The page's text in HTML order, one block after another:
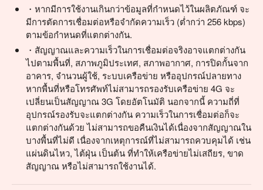
・หากมีการใช้งานเกินกว่าข้อมูลที่กำหนดไว้ในผลิตภัณฑ์ จะ
มีการตัดการเชื่อมต่อหรือจำกัดความเร็ว (ต่ำกว่า 256 kbps)
ตามข้อกำหนดที่แตกต่างกัน.
・สัญญาณและความเร็วในการเชื่อมต่อจริงอาจแตกต่างกัน
ไปตามพื้นที่, สภาพภูมิประเทศ, สภาพอากาศ, การปิดกั้นจาก
อาคาร, จำนวนผู้ใช้, ระบบเครือข่าย หรืออุปกรณ์ปลายทาง
หากพื้นที่หรือโทรศัพท์ไม่สามารถรองรับเครือข่าย 4G จะ
เปลี่ยนเป็นสัญญาณ 3G โดยอัตโนมัติ นอกจากนี้ ความถี่ที่
อุปกรณ์รองรับจะแตกต่างกัน ความเร็วในการเชื่อมต่อก็จะ
แตกต่างกันด้วย ไม่สามารถขอคืนเงินได้เนื่องจากสัญญาณใน
บางพื้นที่ไม่ดี เนื่องจากเหตุการณ์ที่ไม่สามารถควบคุมได้ เช่น
แผ่นดินไหว, ไต้ฝุ่น เป็นต้น ที่ทำให้เครือข่ายไม่เสถียร, ขาด
สัญญาณ หรือไม่สามารถใช้งานได้.